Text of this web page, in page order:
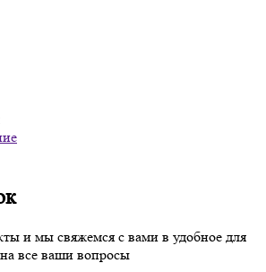
и мы свяжемся с вами в удобное для
все ваши вопросы